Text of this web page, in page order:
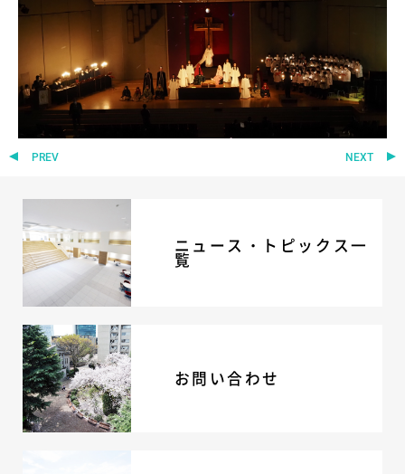
個人情報保護への取り組み
採用情報
地の塩、世の光（スクールモットー）
PREV NEXT
ニュース・トピックス一
覧
お問い合わせ